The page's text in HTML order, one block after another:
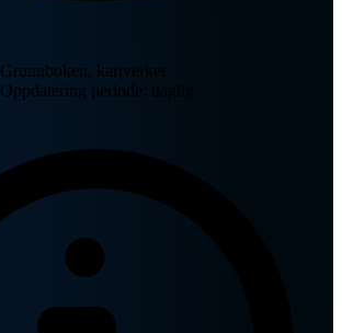
Grunnboken, kartverket
Oppdatering periode: daglig